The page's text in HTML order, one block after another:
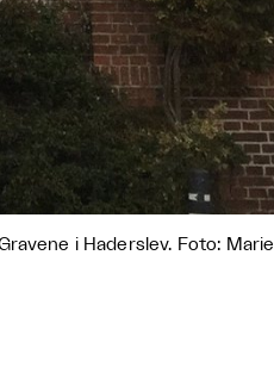
i Haderslev. Foto: Marie